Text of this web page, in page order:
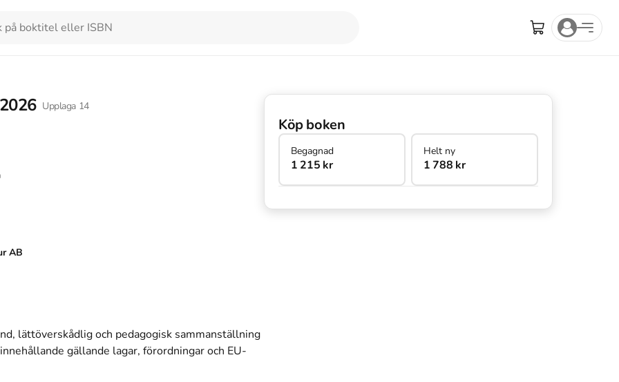
Upplaga 14
AB
lättöverskådlig och pedagogisk sammanställning
gällande lagar, förordningar och EU-
Köp boken
Begagnad
1 215 kr
Helt ny
1 788 kr